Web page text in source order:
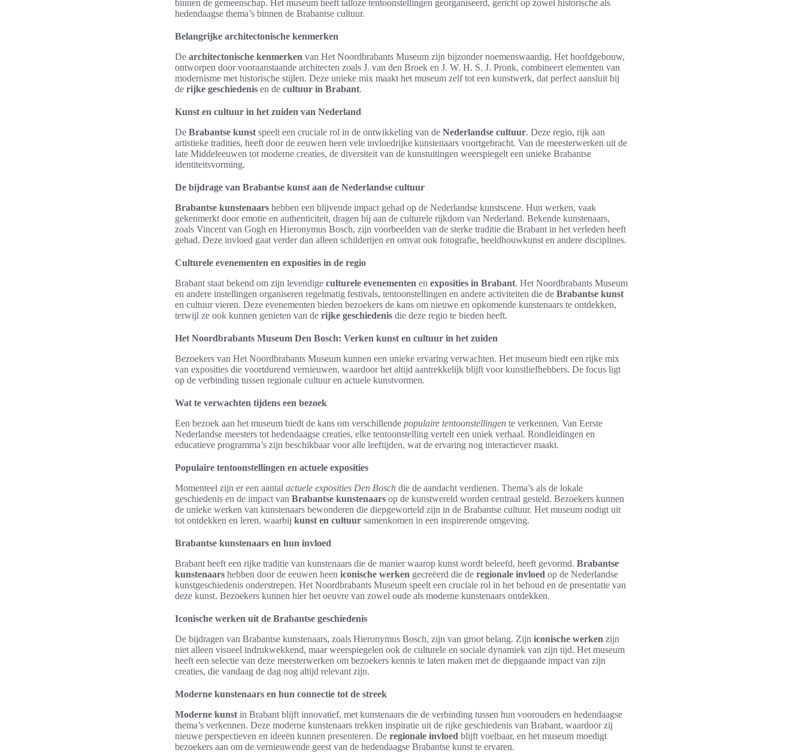
binnen de gemeenschap. Het museum heeft talloze tentoonstellingen georganiseerd, gericht op zowel historische als
hedendaagse thema’s binnen de Brabantse cultuur.
Belangrijke architectonische kenmerken
De architectonische kenmerken van Het Noordbrabants Museum zijn bijzonder noemenswaardig. Het hoofdgebouw,
ontworpen door vooraanstaande architecten zoals J. van den Broek en J. W. H. S. J. Pronk, combineert elementen van
modernisme met historische stijlen. Deze unieke mix maakt het museum zelf tot een kunstwerk, dat perfect aansluit bij
de rijke geschiedenis en de cultuur in Brabant.
Kunst en cultuur in het zuiden van Nederland
De Brabantse kunst speelt een cruciale rol in de ontwikkeling van de Nederlandse cultuur. Deze regio, rijk aan
artistieke tradities, heeft door de eeuwen heen vele invloedrijke kunstenaars voortgebracht. Van de meesterwerken uit de
late Middeleeuwen tot moderne creaties, de diversiteit van de kunstuitingen weerspiegelt een unieke Brabantse
identiteitsvorming.
De bijdrage van Brabantse kunst aan de Nederlandse cultuur
Brabantse kunstenaars hebben een blijvende impact gehad op de Nederlandse kunstscene. Hun werken, vaak
gekenmerkt door emotie en authenticiteit, dragen bij aan de culturele rijkdom van Nederland. Bekende kunstenaars,
zoals Vincent van Gogh en Hieronymus Bosch, zijn voorbeelden van de sterke traditie die Brabant in het verleden heeft
gehad. Deze invloed gaat verder dan alleen schilderijen en omvat ook fotografie, beeldhouwkunst en andere disciplines.
Culturele evenementen en exposities in de regio
Brabant staat bekend om zijn levendige culturele evenementen en exposities in Brabant. Het Noordbrabants Museum
en andere instellingen organiseren regelmatig festivals, tentoonstellingen en andere activiteiten die de Brabantse kunst
en cultuur vieren. Deze evenementen bieden bezoekers de kans om nieuwe en opkomende kunstenaars te ontdekken,
terwijl ze ook kunnen genieten van de rijke geschiedenis die deze regio te bieden heeft.
Het Noordbrabants Museum Den Bosch: Verken kunst en cultuur in het zuiden
Bezoekers van Het Noordbrabants Museum kunnen een unieke ervaring verwachten. Het museum biedt een rijke mix
van exposities die voortdurend vernieuwen, waardoor het altijd aantrekkelijk blijft voor kunstliefhebbers. De focus ligt
op de verbinding tussen regionale cultuur en actuele kunstvormen.
Wat te verwachten tijdens een bezoek
Een bezoek aan het museum biedt de kans om verschillende populaire tentoonstellingen te verkennen. Van Eerste
Nederlandse meesters tot hedendaagse creaties, elke tentoonstelling vertelt een uniek verhaal. Rondleidingen en
educatieve programma’s zijn beschikbaar voor alle leeftijden, wat de ervaring nog interactiever maakt.
Populaire tentoonstellingen en actuele exposities
Momenteel zijn er een aantal actuele exposities Den Bosch die de aandacht verdienen. Thema’s als de lokale
geschiedenis en de impact van Brabantse kunstenaars op de kunstwereld worden centraal gesteld. Bezoekers kunnen
de unieke werken van kunstenaars bewonderen die diepgeworteld zijn in de Brabantse cultuur. Het museum nodigt uit
tot ontdekken en leren, waarbij kunst en cultuur samenkomen in een inspirerende omgeving.
Brabantse kunstenaars en hun invloed
Brabant heeft een rijke traditie van kunstenaars die de manier waarop kunst wordt beleefd, heeft gevormd. Brabantse
kunstenaars hebben door de eeuwen heen iconische werken gecreëerd die de regionale invloed op de Nederlandse
kunstgeschiedenis onderstrepen. Het Noordbrabants Museum speelt een cruciale rol in het behoud en de presentatie van
deze kunst. Bezoekers kunnen hier het oeuvre van zowel oude als moderne kunstenaars ontdekken.
Iconische werken uit de Brabantse geschiedenis
De bijdragen van Brabantse kunstenaars, zoals Hieronymus Bosch, zijn van groot belang. Zijn iconische werken zijn
niet alleen visueel indrukwekkend, maar weerspiegelen ook de culturele en sociale dynamiek van zijn tijd. Het museum
heeft een selectie van deze meesterwerken om bezoekers kennis te laten maken met de diepgaande impact van zijn
creaties, die vandaag de dag nog altijd relevant zijn.
Moderne kunstenaars en hun connectie tot de streek
Moderne kunst in Brabant blijft innovatief, met kunstenaars die de verbinding tussen hun voorouders en hedendaagse
thema’s verkennen. Deze moderne kunstenaars trekken inspiratie uit de rijke geschiedenis van Brabant, waardoor zij
nieuwe perspectieven en ideeën kunnen presenteren. De regionale invloed blijft voelbaar, en het museum moedigt
bezoekers aan om de vernieuwende geest van de hedendaagse Brabantse kunst te ervaren.